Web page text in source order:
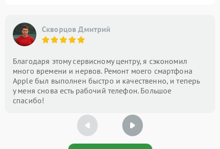
Скворцов Дмитрий
Благодаря этому сервисному центру, я сэкономил
много времени и нервов. Ремонт моего смартфона
Apple был выполнен быстро и качественно, и теперь
у меня снова есть рабочий телефон. Большое
спасибо!